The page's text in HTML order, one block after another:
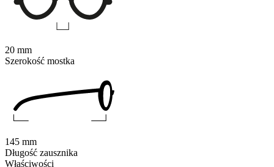
Właściwości
20 mm
Szerokość mostka
145 mm
Długość zausznika